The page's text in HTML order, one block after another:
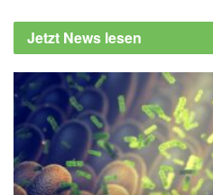
Jetzt News lesen